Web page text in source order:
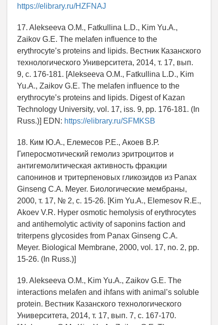
https://elibrary.ru/HZFNAJ
17. Alekseeva O.M., Fatkullina L.D., Kim Yu.A.,
Zaikov G.E. The melafen influence to the
erythrocyte’s proteins and lipids. Вестник Казанского
технологического Университета, 2014, т. 17, вып.
9, с. 176-181. [Alekseeva O.M., Fatkullina L.D., Kim
Yu.A., Zaikov G.E. The melafen influence to the
erythrocyte’s proteins and lipids. Digest of Kazan
Technology University, vol. 17, iss. 9, pp. 176-181. (In
Russ.)] EDN: https://elibrary.ru/SFMKSB
18. Ким Ю.А., Елемесов Р.Е., Акоев В.Р.
Гиперосмотический гемолиз эритроцитов и
антигемолитическая активность фракции
сапонинов и тритерпеновых гликозидов из Panax
Ginseng C.A. Meyer. Биологические мембраны,
2000, т. 17, № 2, с. 15-26. [Kim Yu.A., Elemesov R.E.,
Akoev V.R. Hyper osmotic hemolysis of erythrocytes
and antihemolytic activity of saponins faction and
triterpens glycosides from Panax Ginseng C.A.
Meyer. Biological Membrane, 2000, vol. 17, no. 2, pp.
15-26. (In Russ.)]
19. Alekseeva O.M., Kim Yu.A., Zaikov G.E. Тhe
interactions melafen and ihfans with animal’s soluble
protein. Вестник Казанского технологического
Университета, 2014, т. 17, вып. 7, с. 167-170.